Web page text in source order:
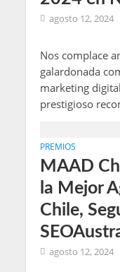
agosto 12, 2024
Nos complace
galardonada
marketing
prestigioso
PREMIOS
MAAD
la Mejor
Chile,
agosto 12, 2024